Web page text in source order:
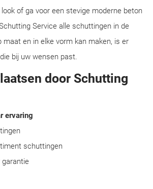
of ga voor een stevige moderne beton
Service alle schuttingen in de
maat en in elke vorm kan maken, is er
bij uw wensen past.
door Schutting
ervaring
schuttingen
garantie